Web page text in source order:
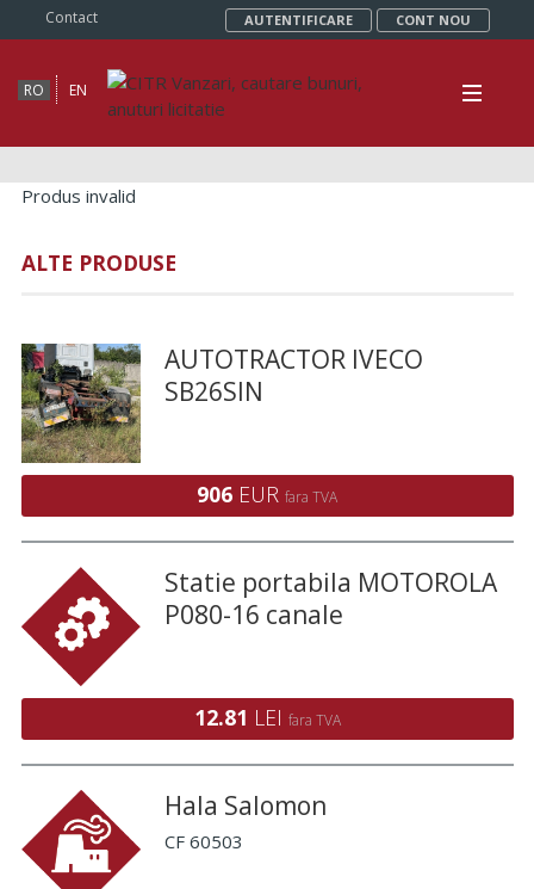
Contact AUTENTIFICARE CONT NOU
RO EN
Produs invalid
ALTE PRODUSE
AUTOTRACTOR IVECO
SB26SIN
906 EUR fara TVA
Statie portabila MOTOROLA
P080-16 canale
12.81 LEI fara TVA
Hala Salomon
CF 60503